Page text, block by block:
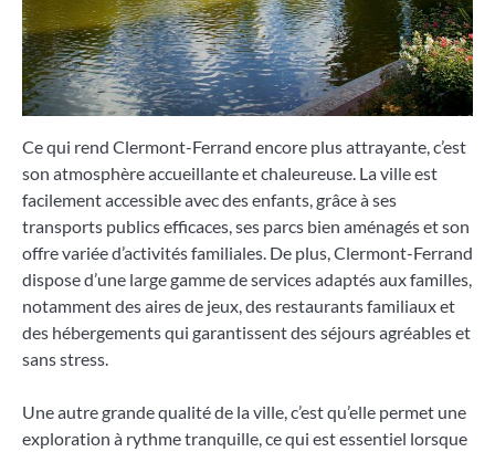
Ce qui rend Clermont-Ferrand encore plus attrayante, c’est
son atmosphère accueillante et chaleureuse. La ville est
facilement accessible avec des enfants, grâce à ses
transports publics efficaces, ses parcs bien aménagés et son
offre variée d’activités familiales. De plus, Clermont-Ferrand
dispose d’une large gamme de services adaptés aux familles,
notamment des aires de jeux, des restaurants familiaux et
des hébergements qui garantissent des séjours agréables et
sans stress.
Une autre grande qualité de la ville, c’est qu’elle permet une
exploration à rythme tranquille, ce qui est essentiel lorsque